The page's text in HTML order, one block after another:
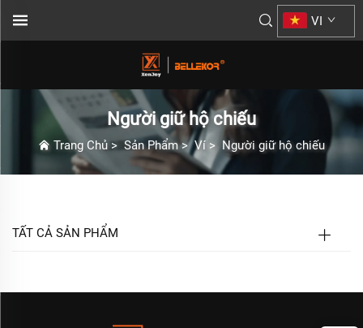
VI
Người giữ hộ chiếu
Trang Chủ >Sản Phẩm>Ví > Người giữ hộ chiếu
TẤT CẢ SẢN PHẨM